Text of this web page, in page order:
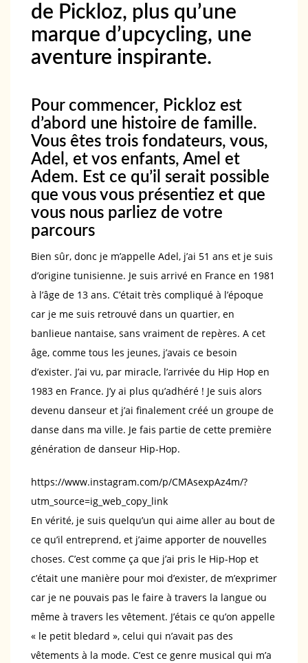
de Pickloz, plus qu’une
marque d’upcycling, une
aventure inspirante.
Pour commencer, Pickloz est
d’abord une histoire de famille.
Vous êtes trois fondateurs, vous,
Adel, et vos enfants, Amel et
Adem. Est ce qu’il serait possible
que vous vous présentiez et que
vous nous parliez de votre
parcours
Bien sûr, donc je m’appelle Adel, j’ai 51 ans et je suis
d’origine tunisienne. Je suis arrivé en France en 1981
à l’âge de 13 ans. C’était très compliqué à l’époque
car je me suis retrouvé dans un quartier, en
banlieue nantaise, sans vraiment de repères. A cet
âge, comme tous les jeunes, j’avais ce besoin
d’exister. J’ai vu, par miracle, l’arrivée du Hip Hop en
1983 en France. J’y ai plus qu’adhéré ! Je suis alors
devenu danseur et j’ai finalement créé un groupe de
danse dans ma ville. Je fais partie de cette première
génération de danseur Hip-Hop.
https://www.instagram.com/p/CMAsexpAz4m/?
utm_source=ig_web_copy_link
En vérité, je suis quelqu’un qui aime aller au bout de
ce qu’il entreprend, et j’aime apporter de nouvelles
choses. C’est comme ça que j’ai pris le Hip-Hop et
c’était une manière pour moi d’exister, de m’exprimer
car je ne pouvais pas le faire à travers la langue ou
même à travers les vêtement. J’étais ce qu’on appelle
« le petit bledard », celui qui n’avait pas des
vêtements à la mode. C’est ce genre musical qui m’a